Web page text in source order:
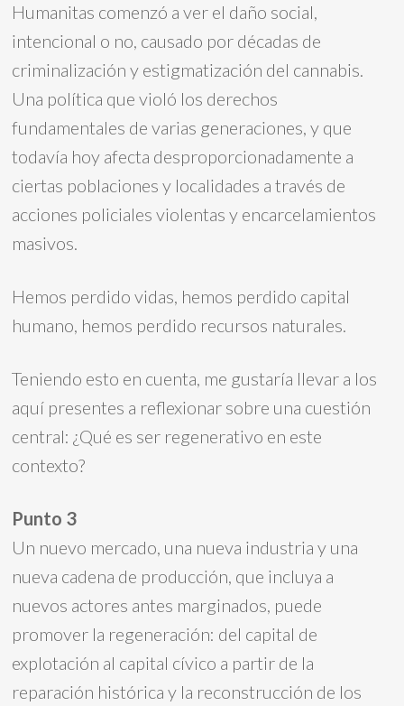
Humanitas comenzó a ver el daño social,
intencional o no, causado por décadas de
criminalización y estigmatización del cannabis.
Una política que violó los derechos
fundamentales de varias generaciones, y que
todavía hoy afecta desproporcionadamente a
ciertas poblaciones y localidades a través de
acciones policiales violentas y encarcelamientos
masivos.
Hemos perdido vidas, hemos perdido capital
humano, hemos perdido recursos naturales.
Teniendo esto en cuenta, me gustaría llevar a los
aquí presentes a reflexionar sobre una cuestión
central: ¿Qué es ser regenerativo en este
contexto?
Punto 3
Un nuevo mercado, una nueva industria y una
nueva cadena de producción, que incluya a
nuevos actores antes marginados, puede
promover la regeneración: del capital de
explotación al capital cívico a partir de la
reparación histórica y la reconstrucción de los